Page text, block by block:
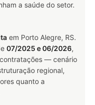
a saúde do setor.
em Porto Alegre, RS.
07/2025 e 06/2026,
— cenário
regional,
quanto a